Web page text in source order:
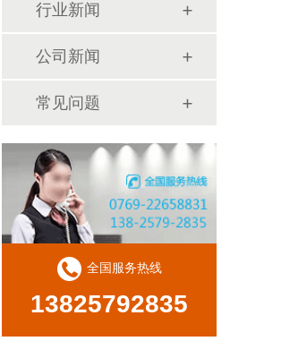
行业新闻
公司新闻
常见问题
全国服务热线
13825792835